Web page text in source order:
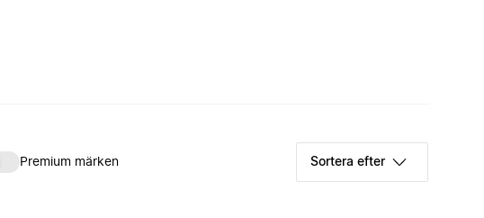
Premium märken Sortera efter